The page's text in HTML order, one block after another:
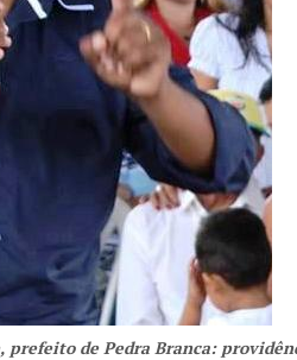
prefeito de Pedra Branca: